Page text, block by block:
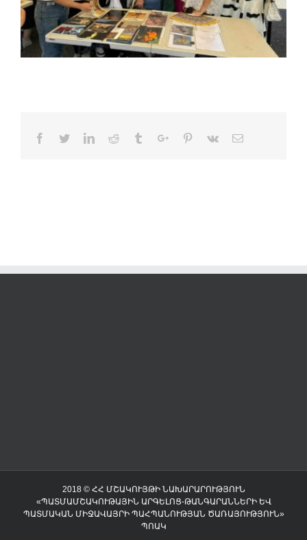
Facebook
TwitterLinkedinReddit TumblrGoogle+Pinterest
Vk Email
2018 © ՀՀ ՄՇԱԿՈՒՅԹԻ ՆԱԽԱՐԱՐՈՒԹՅՈՒՆ
«ՊԱՏՄԱՄՇԱԿՈՒԹԱՅԻՆ ԱՐԳԵԼՈՑ-ԹԱՆԳԱՐԱՆՆԵՐԻ ԵՎ
ՊԱՏՄԱԿԱՆ ՄԻՋԱՎԱՅՐԻ ՊԱՀՊԱՆՈՒԹՅԱՆ ԾԱՌԱՅՈՒԹՅՈՒՆ»
ՊՈԱԿ